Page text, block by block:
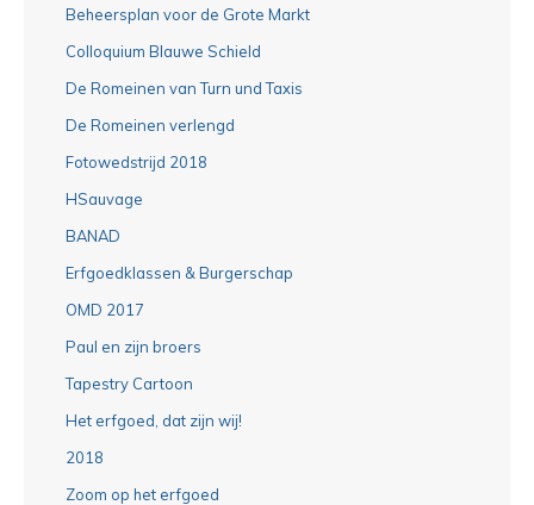
Beheersplan voor de Grote Markt
Colloquium Blauwe Schield
De Romeinen van Turn und Taxis
De Romeinen verlengd
Fotowedstrijd 2018
HSauvage
BANAD
Erfgoedklassen & Burgerschap
OMD 2017
Paul en zijn broers
Tapestry Cartoon
Het erfgoed, dat zijn wij!
2018
Zoom op het erfgoed